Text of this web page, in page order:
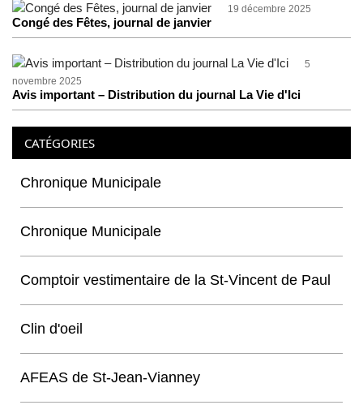
19 décembre 2025
Congé des Fêtes, journal de janvier
5
novembre 2025
Avis important – Distribution du journal La Vie d'Ici
CATÉGORIES
Chronique Municipale
Chronique Municipale
Comptoir vestimentaire de la St-Vincent de Paul
Clin d'oeil
AFEAS de St-Jean-Vianney